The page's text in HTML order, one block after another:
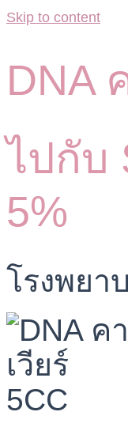
Skip to content
DNA
ไปกับ
5%
โรงพยา